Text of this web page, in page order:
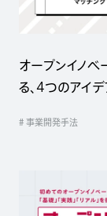
オープンイノ
る、4つのアイ
# 事業開発手法